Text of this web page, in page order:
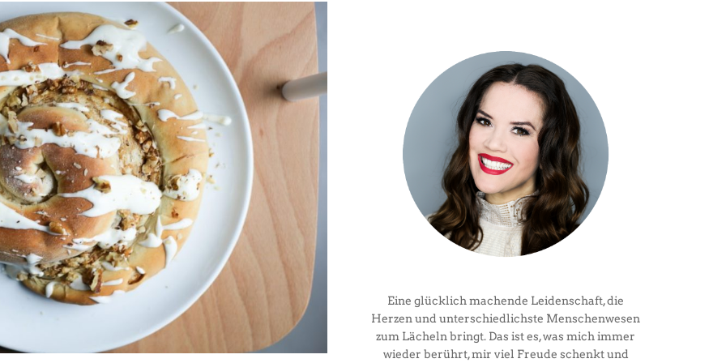
Eine glücklich machende Leidenschaft, die
Herzen und unterschiedlichste Menschenwesen
zum Lächeln bringt. Das ist es, was mich immer
wieder berührt, mir viel Freude schenkt und